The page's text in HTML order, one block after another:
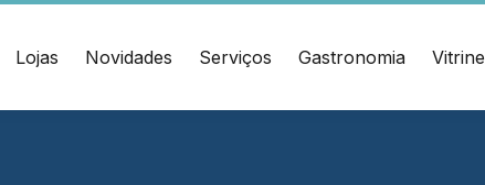
Lojas Novidades Serviços Gastronomia Vitrine